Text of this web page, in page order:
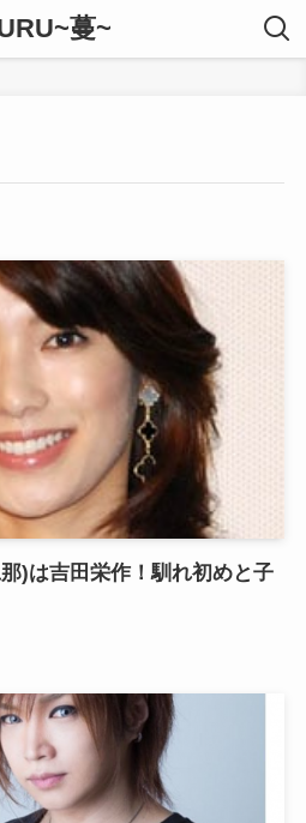
蔓~
)は吉田栄作！馴れ初めと子